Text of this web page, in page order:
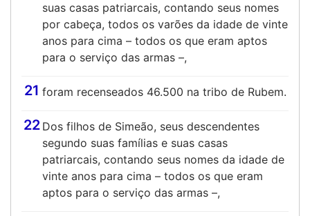
suas casas patriarcais, contando seus nomes
por cabeça, todos os varões da idade de vinte
anos para cima – todos os que eram aptos
para o serviço das armas –,
21 foram recenseados 46.500 na tribo de Rubem.
22 Dos filhos de Simeão, seus descendentes
segundo suas famílias e suas casas
patriarcais, contando seus nomes da idade de
vinte anos para cima – todos os que eram
aptos para o serviço das armas –,